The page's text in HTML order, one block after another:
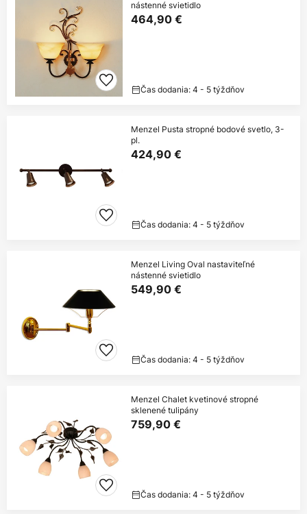
nástenné svietidlo
464,90 €
Čas dodania: 4 - 5 týždňov
Menzel Pusta stropné bodové svetlo, 3-
pl.
424,90 €
Čas dodania: 4 - 5 týždňov
Menzel Living Oval nastaviteľné
nástenné svietidlo
549,90 €
Čas dodania: 4 - 5 týždňov
Menzel Chalet kvetinové stropné
sklenené tulipány
759,90 €
Čas dodania: 4 - 5 týždňov